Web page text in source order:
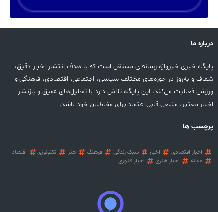
درباره ما
پایگاه خبری خبرواژه رسانه‌ای مستقل است که با هدف انتشار اخبار دقیق،
شفاف و به‌روز در حوزه‌های مختلف سیاسی، اجتماعی، اقتصادی، فرهنگی و
ورزشی فعالیت می‌کند. این پایگاه تلاش دارد با تحلیل‌های عمیق و بازنشر
اخبار معتبر، منبعی قابل اعتماد برای مخاطبان خود باشد.
پرچسب ها
اخبار اقتصادی اخبار سبک زندگی فرهنگ هنر تکنولوژی
اقتصاد
مقاله
اخبار هنری اخبار فناوری